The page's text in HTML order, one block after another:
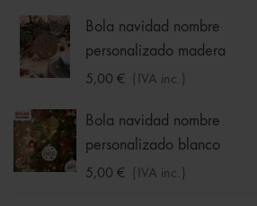
Bola navidad nombre
personalizado madera
5,00 € (IVA inc.)
Bola navidad nombre
personalizado blanco
5,00 € (IVA inc.)